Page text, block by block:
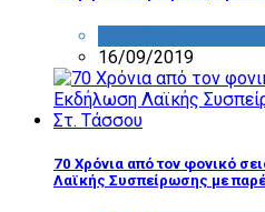
16/09/2019
70 Χρόνια από τον φονικό
Λαϊκής Συσπείρωσης με